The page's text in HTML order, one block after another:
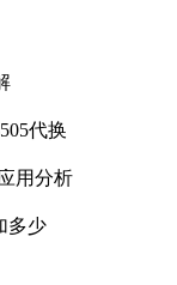
代换
用分析
多少